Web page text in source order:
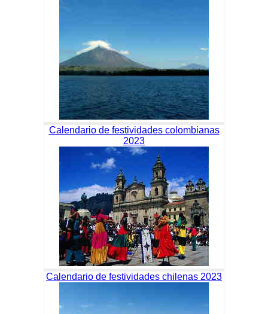
Calendario de festividades colombianas
2023
Calendario de festividades chilenas 2023